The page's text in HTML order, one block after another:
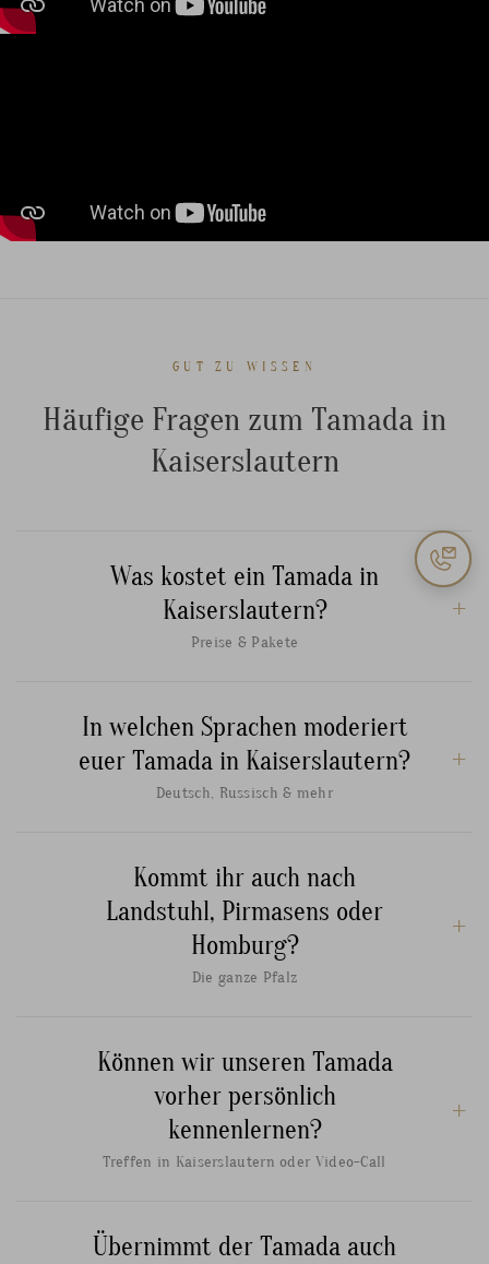
GUT ZU WISSEN
Häufige Fragen zum Tamada in
Kaiserslautern
Was kostet ein Tamada in
Kaiserslautern?
Preise & Pakete
In welchen Sprachen moderiert
euer Tamada in Kaiserslautern?
Deutsch, Russisch & mehr
Kommt ihr auch nach
Landstuhl, Pirmasens oder
Homburg?
Die ganze Pfalz
Können wir unseren Tamada
vorher persönlich
kennenlernen?
Treffen in Kaiserslautern oder Video-Call
Übernimmt der Tamada auch